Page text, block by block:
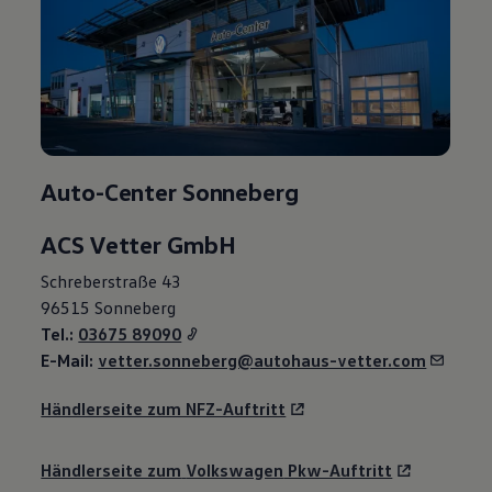
R-Kollektion
GTI Kollektion
Fußball Drop
we drive football
#wedriveproud
Besitzer und Service
myVolkswagen
Software Updates
Inspektion und HU/AU
Motorenöl und Flüssigkeiten
Räder und Reifen
Pannen- und Unfallhilfe
Economy Service
Volkswagen Teile
Zubehör
Modellspezifisches Zubehör
Schutz und Pflege
Entertainment und Elektronik
Digitale Extras
Auto-Center Sonneberg
ACS Vetter GmbH
Schreberstraße 43
96515 Sonneberg
Tel.: 03675 89090
E-Mail: vetter.sonneberg@autohaus-vetter.com
Händlerseite zum NFZ-Auftritt
Händlerseite zum Volkswagen Pkw-Auftritt